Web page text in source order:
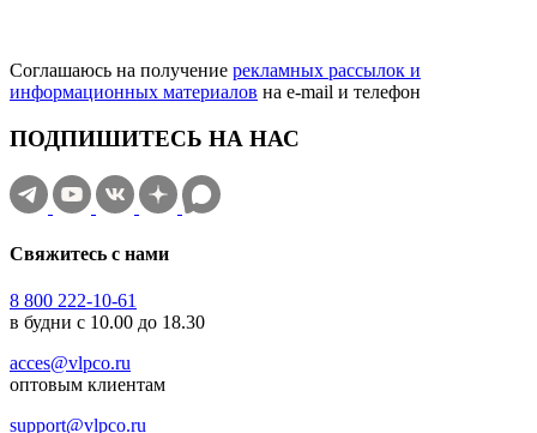
Соглашаюсь на получение рекламных рассылок и
информационных материалов на e‑mail и телефон
ПОДПИШИТЕСЬ НА НАС
Свяжитесь с нами
8 800 222-10-61
в будни с 10.00 до 18.30
acces@vlpco.ru
оптовым клиентам
support@vlpco.ru